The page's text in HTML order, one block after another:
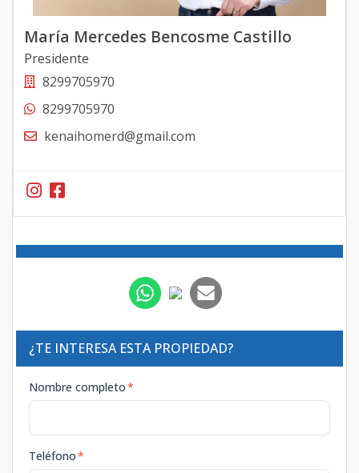
María Mercedes Bencosme Castillo
Presidente
8299705970
8299705970
kenaihomerd@gmail.com
¿TE INTERESA ESTA PROPIEDAD?
Nombre completo*
Teléfono*